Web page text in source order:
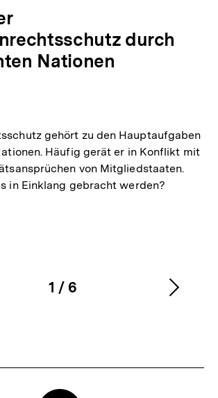
durch
Nationen
gehört zu den Hauptaufgaben
Häufig gerät er in Konflikt mit
von Mitgliedstaaten.
in Einklang gebracht werden?
Karussellinhalt
1
von
/ 6